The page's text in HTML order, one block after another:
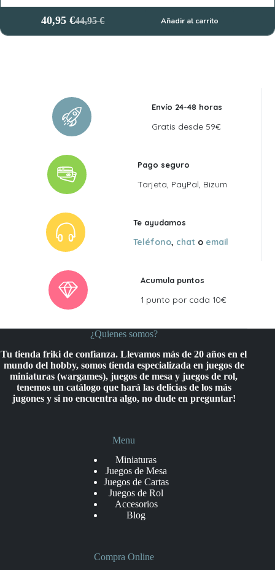
44,95€
El
precio
40,95€El
precio
Añadir al carrito
Envío 24-48 horas
Gratis desde 59€
Pago seguro
Tarjeta, PayPal, Bizum
Te ayudamos
Teléfono, chat o email
Acumula puntos
1 punto por cada 10€
¿Quienes somos?
Tu tienda friki de confianza. Llevamos más de 20 años en el
mundo del hobby, somos tienda especializada en juegos de
miniaturas (wargames), juegos de mesa y juegos de rol,
tenemos un catálogo que hará las delicias de los más
jugones y si no encuentra algo, no dude en preguntar!
Menu
Miniaturas
Juegos de Mesa
Juegos de Cartas
Juegos de Rol
Accesorios
Blog
Compra Online